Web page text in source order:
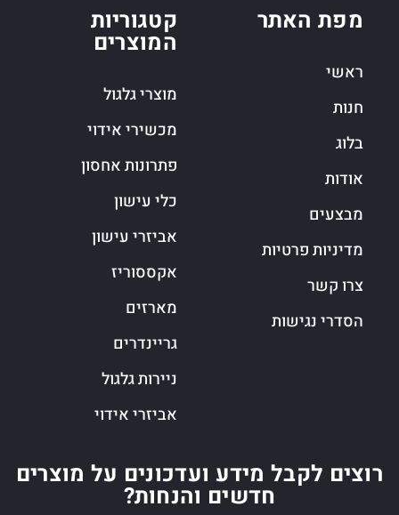
מפת האתר
ראשי
חנות
בלוג
אודות
מבצעים
מדיניות פרטיות
צרו קשר
הסדרי נגישות
קטגוריות
המוצרים
מוצרי גלגול
מכשירי אידוי
פתרונות אחסון
כלי עישון
אביזרי עישון
אקססוריז
מארזים
גריינדרים
ניירות גלגול
אביזרי אידוי
רוצים לקבל מידע ועדכונים על מוצרים
חדשים והנחות?